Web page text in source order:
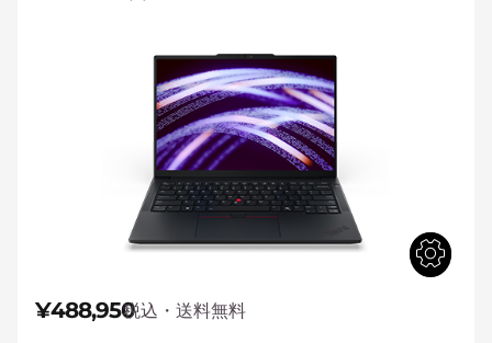
¥488,950税込・送料無料